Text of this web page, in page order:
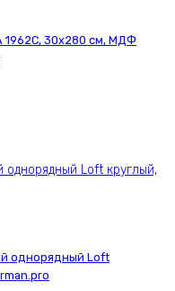
1962С, 30х280 см, МДФ
однорядный Loft